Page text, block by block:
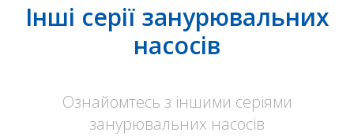
Інші серії занурювальних
насосів
Ознайомтесь з іншими серіями
занурювальних насосів